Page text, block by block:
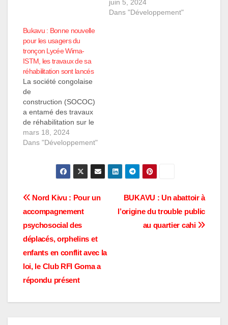
ministre provincial des
infrastructures, Placide
Wenda qui a procédé
au lancement de ces
travaux, a encouragé
cette initiative de la…
du territoire a
récemment annoncé
juin 5, 2024
Dans "Développement"
Bukavu : Bonne nouvelle
pour les usagers du
tronçon Lycée Wima-
ISTM, les travaux de sa
réhabilitation sont lancés
La société congolaise
de
construction (SOCOC)
a entamé des travaux
de réhabilitation sur le
tronçon routier reliant
la place du 24 au
l'ISTM, entraînant la
fermeture de la route
24 heures. Cette
le gouverneur
intérimaire Marc
Malago lors d'une
visite…
mars 18, 2024
Dans "Développement"
Navigation
de
l’article
BUKAVU : Un abattoir à
l’origine du trouble public
au quartier cahi
Nord Kivu : Pour un
accompagnement
psychosocial des
déplacés, orphelins et
enfants en conflit avec la
loi, le Club RFI Goma a
répondu présent